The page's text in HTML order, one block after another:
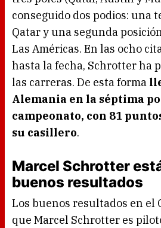
conseguido dos podios: una
Qatar y una segunda
Las Américas. En las ocho
hasta la fecha, Schrotter ha
las carreras. De esta forma
Alemania en la séptima
campeonato, con 81
su casillero.
Marcel Schrotter
buenos resultados
Los buenos resultados en el
que Marcel Schrotter es